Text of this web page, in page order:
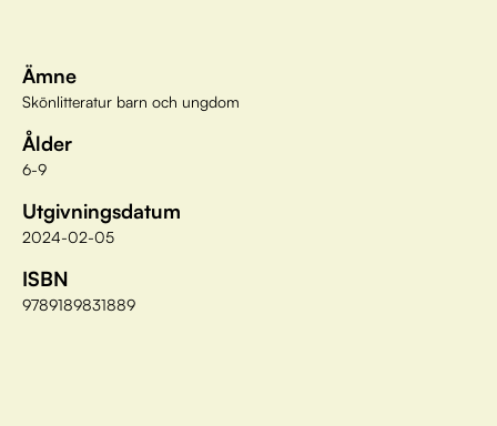
Ämne
Skönlitteratur barn och ungdom
Ålder
6-9
Utgivningsdatum
2024-02-05
ISBN
9789189831889